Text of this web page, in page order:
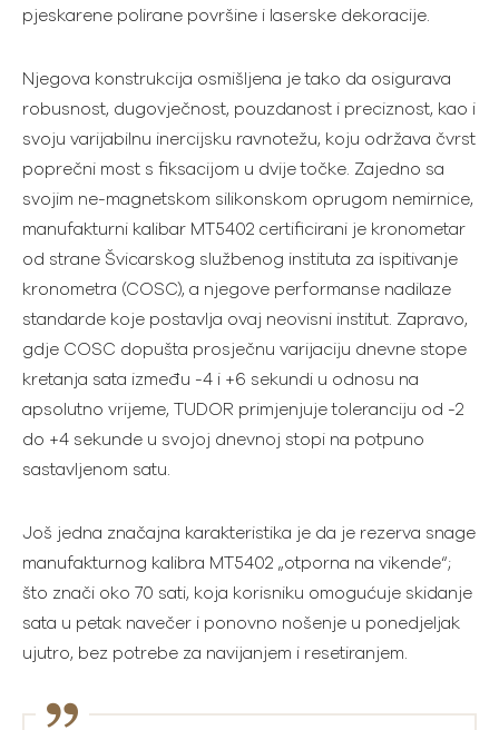
pjeskarene polirane površine i laserske dekoracije.
Njegova konstrukcija osmišljena je tako da osigurava
robusnost, dugovječnost, pouzdanost i preciznost, kao i
svoju varijabilnu inercijsku ravnotežu, koju održava čvrst
poprečni most s fiksacijom u dvije točke. Zajedno sa
svojim ne-magnetskom silikonskom oprugom nemirnice,
manufakturni kalibar MT5402 certificirani je kronometar
od strane Švicarskog službenog instituta za ispitivanje
kronometra (COSC), a njegove performanse nadilaze
standarde koje postavlja ovaj neovisni institut. Zapravo,
gdje COSC dopušta prosječnu varijaciju dnevne stope
kretanja sata između -4 i +6 sekundi u odnosu na
apsolutno vrijeme, TUDOR primjenjuje toleranciju od -2
do +4 sekunde u svojoj dnevnoj stopi na potpuno
sastavljenom satu.
Još jedna značajna karakteristika je da je rezerva snage
manufakturnog kalibra MT5402 „otporna na vikende“;
što znači oko 70 sati, koja korisniku omogućuje skidanje
sata u petak navečer i ponovno nošenje u ponedjeljak
ujutro, bez potrebe za navijanjem i resetiranjem.